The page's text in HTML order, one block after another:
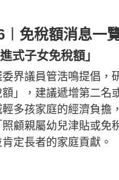
免稅額消息一
式子女免稅額」
界議員管浩鳴提倡，
額」，建議遞增第二名
多孩家庭的經濟負擔
顧親屬幼兒津貼或免
定長者的家庭貢獻。